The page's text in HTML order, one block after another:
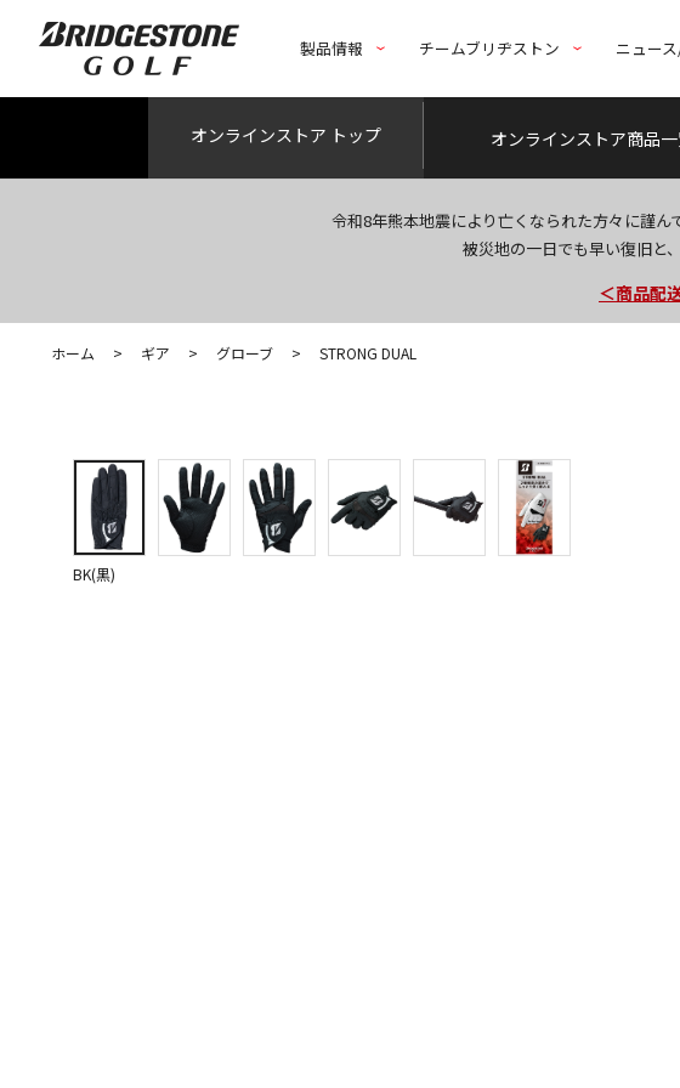
製品情報 チームブリヂストン ニュー
オンラインストア トップ オンラインストア商品
令和8年熊本地震により亡くなられた方々に謹ん
被災地の一日でも早い復旧と
今なら新
＜商品配
＜夏季休
ホーム > ギア > グローブ > STRONG DUAL
BK(黒)